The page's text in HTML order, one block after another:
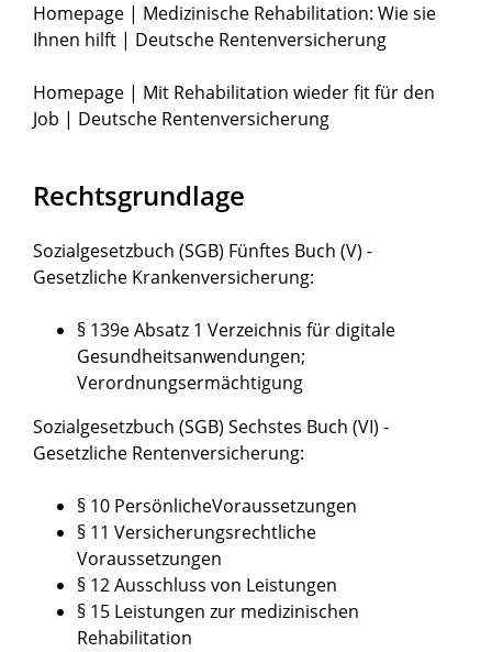
Homepage | Medizinische Rehabilitation: Wie sie
Ihnen hilft | Deutsche Rentenversicherung
Homepage | Mit Rehabilitation wieder fit für den
Job | Deutsche Rentenversicherung
Rechtsgrundlage
Sozialgesetzbuch (SGB) Fünftes Buch (V) -
Gesetzliche Krankenversicherung:
§ 139e Absatz 1 Verzeichnis für digitale
Gesundheitsanwendungen;
Verordnungsermächtigung
Sozialgesetzbuch (SGB) Sechstes Buch (VI) -
Gesetzliche Rentenversicherung:
§ 10 PersönlicheVoraussetzungen
§ 11 Versicherungsrechtliche
Voraussetzungen
§ 12 Ausschluss von Leistungen
§ 15 Leistungen zur medizinischen
Rehabilitation